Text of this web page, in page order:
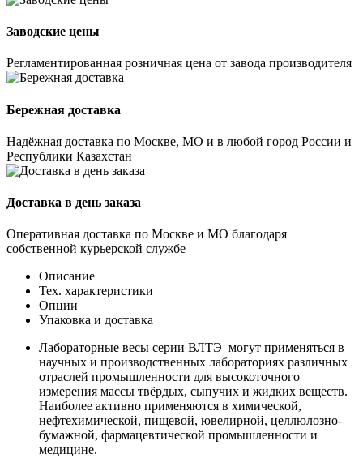
Заводские цены
Регламентированная розничная цена от завода производителя
Бережная доставка
Надёжная доставка по Москве, МО и в любой город России и
Республики Казахстан
Доставка в день заказа
Оперативная доставка по Москве и МО благодаря
собственной курьерской службе
Описание
Тех. характеристики
Опции
Упаковка и доставка
Лабораторные весы серии ВЛТЭ могут применяться в
научных и производственных лабораториях различных
отраслей промышленности для высокоточного
измерения массы твёрдых, сыпучих и жидких веществ.
Наиболее активно применяются в химической,
нефтехимической, пищевой, ювелирной, целлюлозно-
бумажной, фармацевтической промышленности и
медицине.